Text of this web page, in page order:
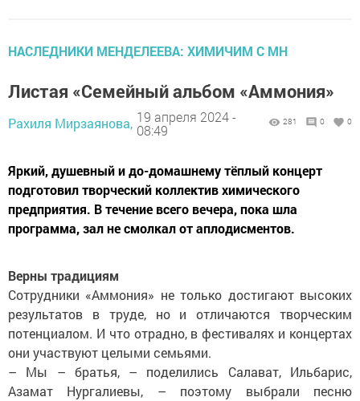
НАСЛЕДНИКИ МЕНДЕЛЕЕВА: ХИМИЧИМ С МН
Листая «Семейный альбом «Аммония»
Рахиля Мирзаянова, 19 апреля 2024 -
08:49
281 0 0
Яркий, душевный и до-домашнему тёплый концерт
подготовил творческий коллектив химического
предприятия. В течение всего вечера, пока шла
программа, зал не смолкал от аплодисментов.
Верны традициям
Сотрудники «Аммония» не только достигают высоких
результатов в труде, но и отличаются творческим
потенциалом. И что отрадно, в фестивалях и концертах
они участвуют целыми семьями.
– Мы – братья, – поделились Салават, Ильбарис,
Азамат Нургалиевы, – поэтому выбрали песню